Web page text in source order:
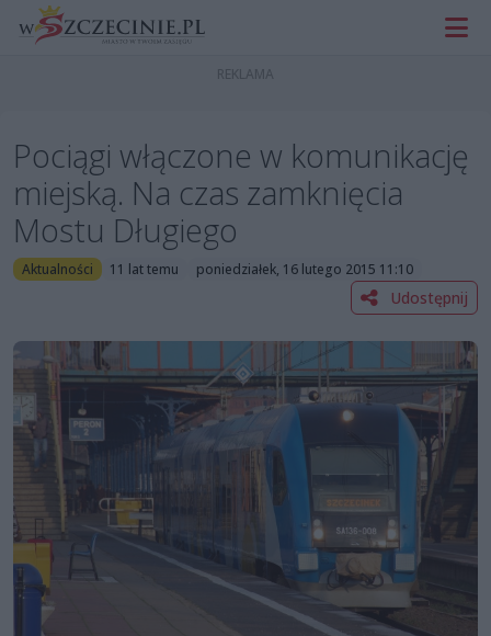
Pociągi włączone w komunikację
miejską. Na czas zamknięcia
Mostu Długiego
Aktualności 11 lat temu poniedziałek, 16 lutego 2015 11:10
Udostępnij